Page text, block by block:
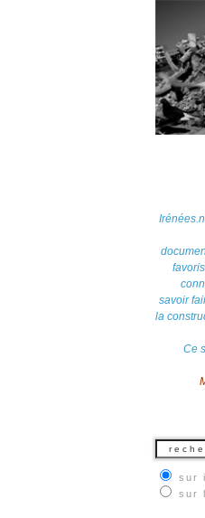
savoir
la
Ce
sur
sur